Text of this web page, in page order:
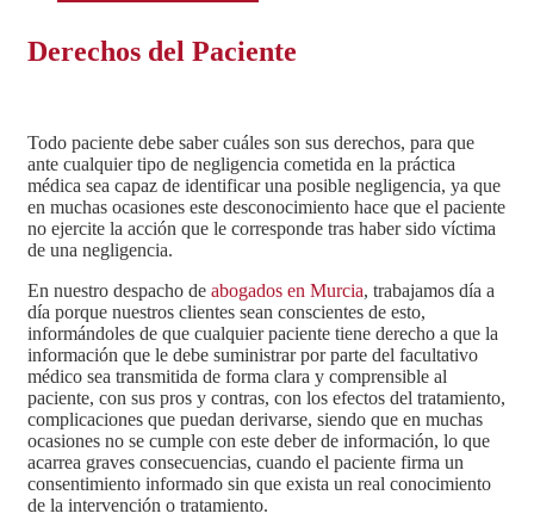
Derechos del Paciente
Todo paciente debe saber cuáles son sus derechos, para que
ante cualquier tipo de negligencia cometida en la práctica
médica sea capaz de identificar una posible negligencia, ya que
en muchas ocasiones este desconocimiento hace que el paciente
no ejercite la acción que le corresponde tras haber sido víctima
de una negligencia.
En nuestro despacho de abogados en Murcia, trabajamos día a
día porque nuestros clientes sean conscientes de esto,
informándoles de que cualquier paciente tiene derecho a que la
información que le debe suministrar por parte del facultativo
médico sea transmitida de forma clara y comprensible al
paciente, con sus pros y contras, con los efectos del tratamiento,
complicaciones que puedan derivarse, siendo que en muchas
ocasiones no se cumple con este deber de información, lo que
acarrea graves consecuencias, cuando el paciente firma un
consentimiento informado sin que exista un real conocimiento
de la intervención o tratamiento.